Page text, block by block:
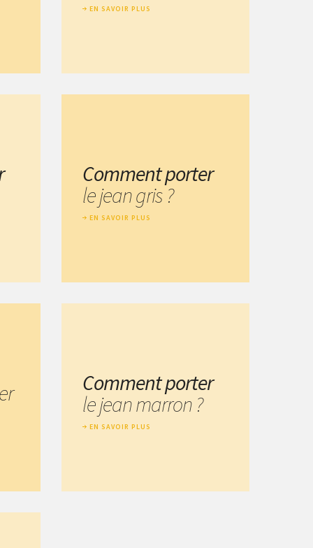
EN SAVOIR PLUS
Comment porter
le jean gris ?
EN SAVOIR PLUS
Comment porter
le jean marron ?
EN SAVOIR PLUS